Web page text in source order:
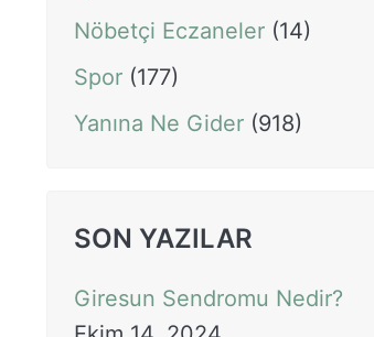
Nöbetçi Eczaneler (14)
Spor (177)
Yanına Ne Gider (918)
SON YAZILAR
Giresun Sendromu Nedir?